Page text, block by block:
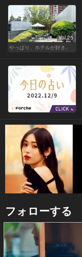
Vol.25
やっぱり、ホテルが好き。
フォローする